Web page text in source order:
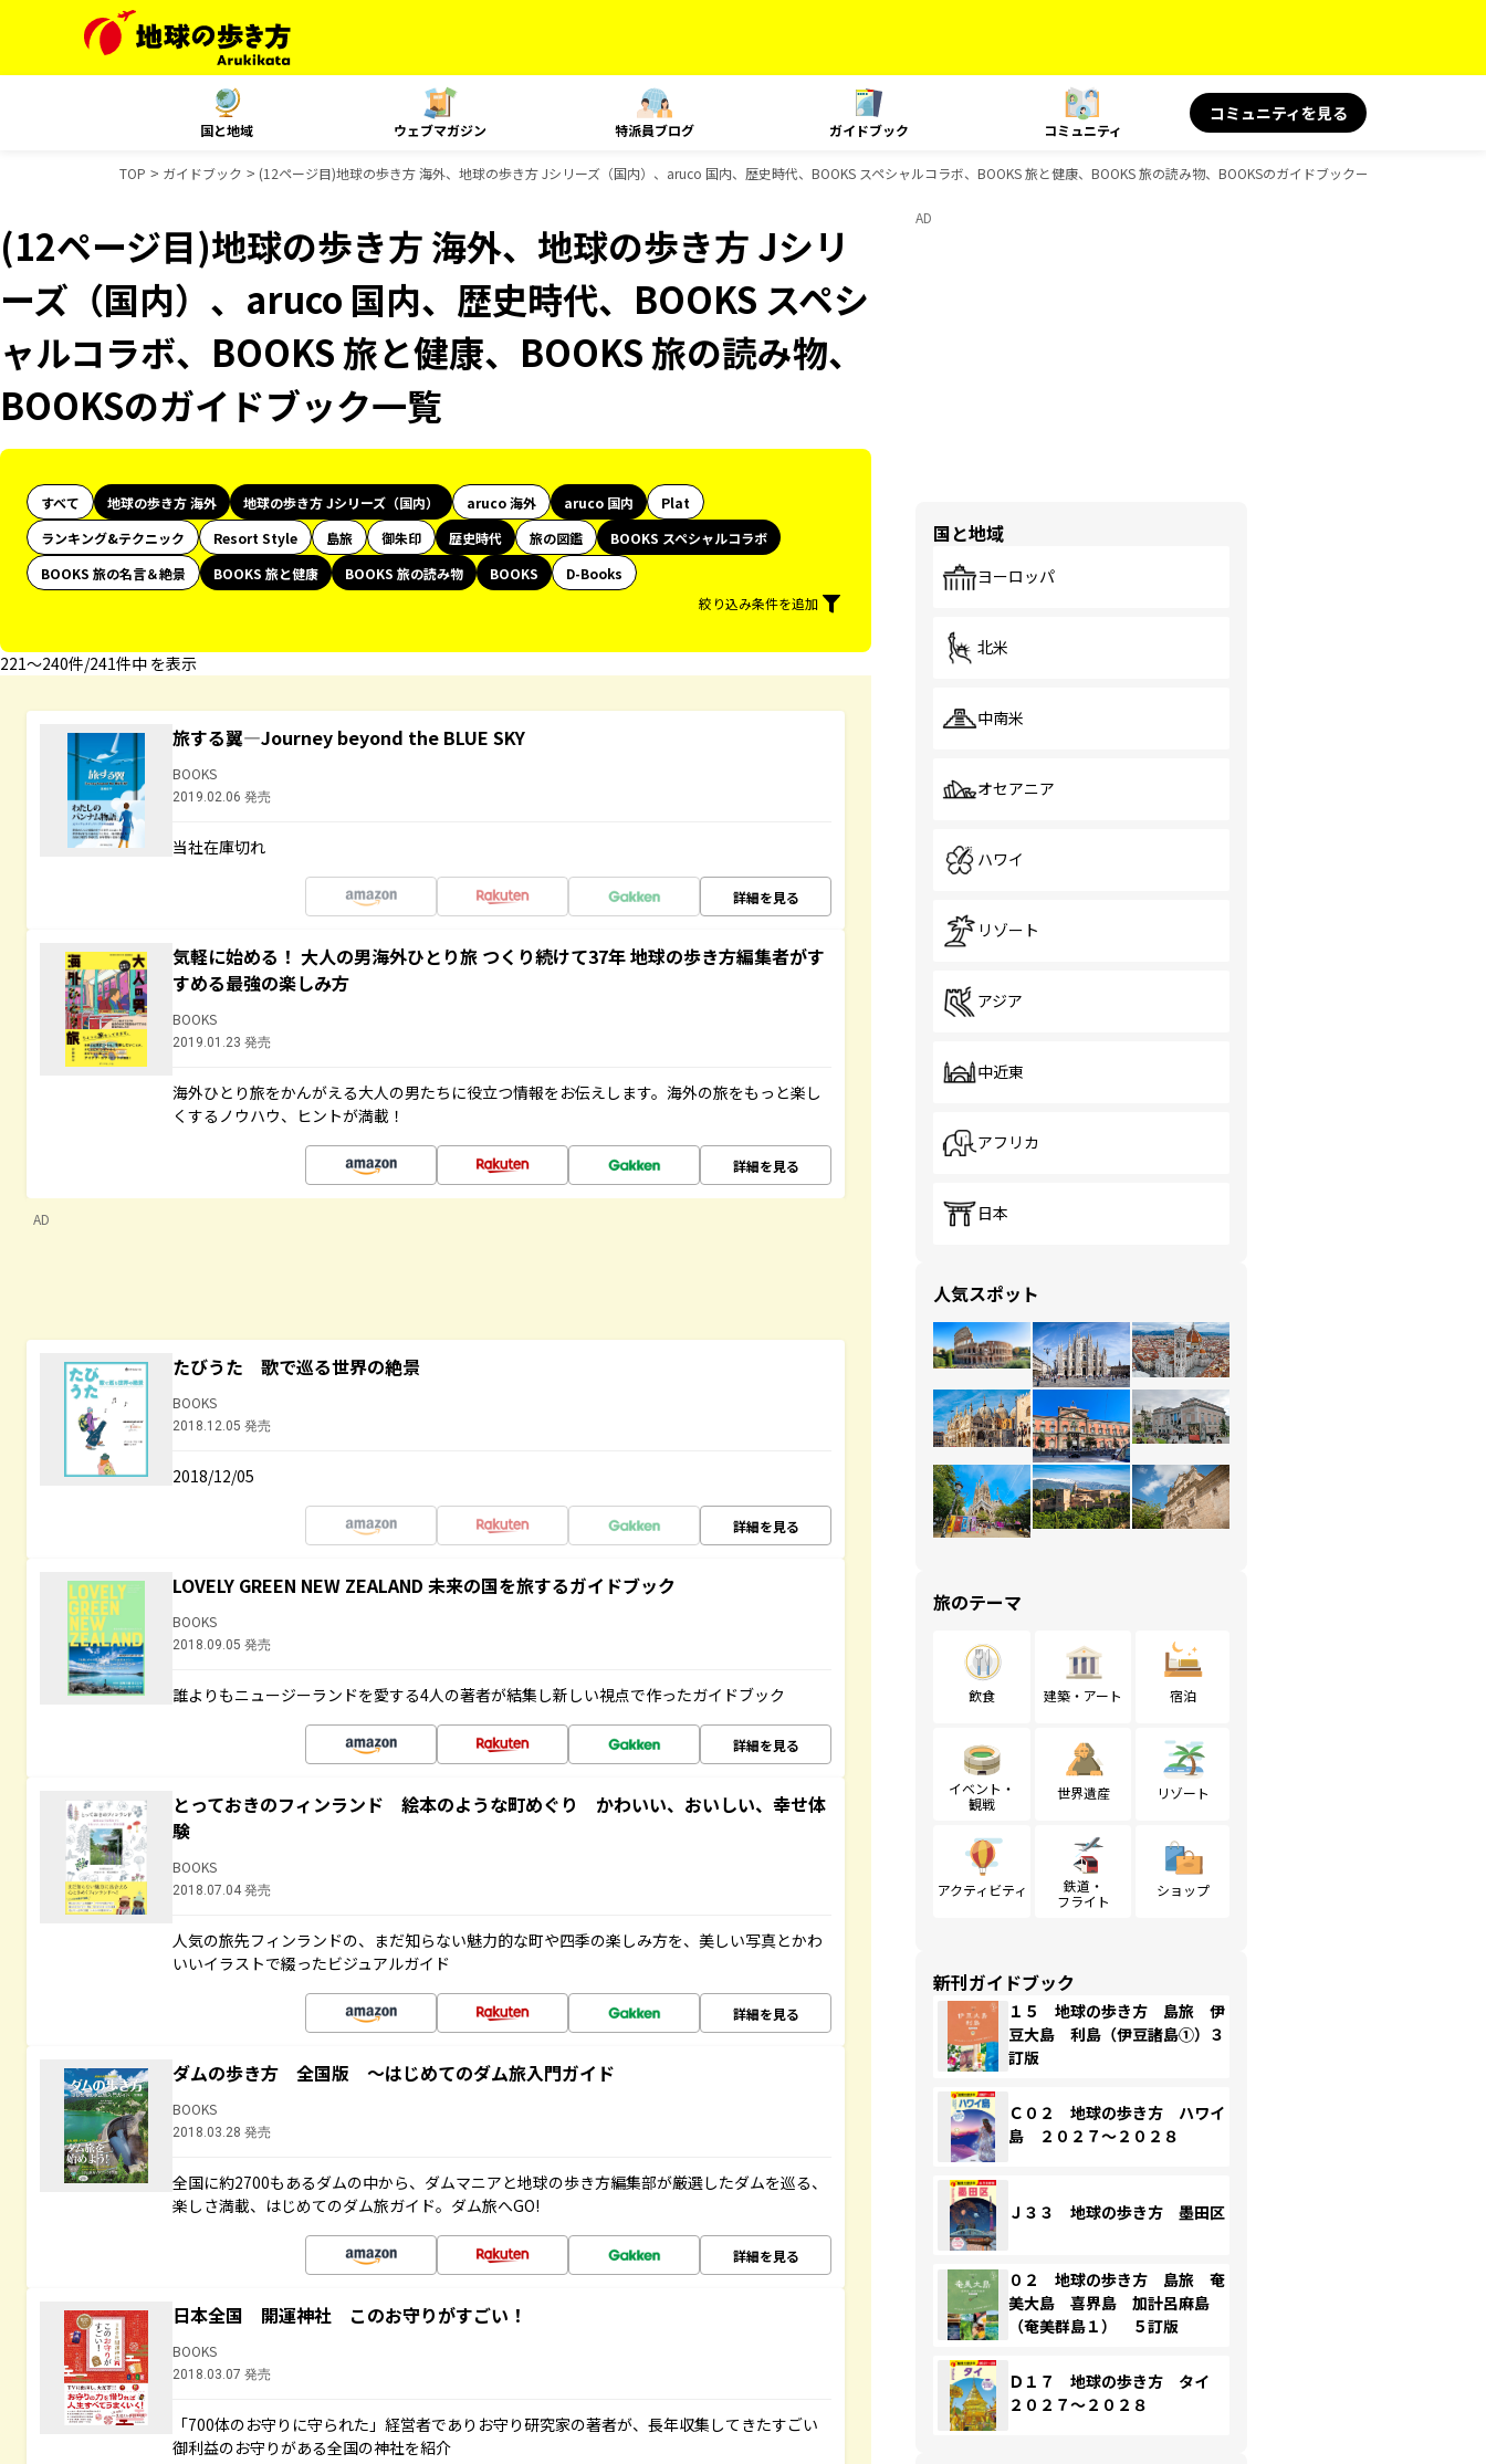
国と地域 ウェブマガジン 特派員ブログ ガイドブック コミュニティ
コミュニティを見る
TOP ガイドブック (12ページ目)地球の歩き方 海外、地球の歩き方 Jシリーズ（国内）、aruco 国内、歴史時代、BOOKS スペシャルコラボ、BOOKS 旅と健康、BOOKS 旅の読み物、BOOKSのガイドブック一覧
(12ページ目)地球の歩き方 海外、地球の歩き方 Jシリ
ーズ（国内）、aruco 国内、歴史時代、BOOKS スペシ
ャルコラボ、BOOKS 旅と健康、BOOKS 旅の読み物、
BOOKSのガイドブック一覧
すべて 地球の歩き方 海外 地球の歩き方 Jシリーズ（国内） aruco 海外 aruco 国内
Plat
ランキング&テクニック
Resort Style 島旅 御朱印 歴史時代 旅の図鑑
BOOKS スペシャルコラボ
BOOKS 旅の名言＆絶景
BOOKS 旅と健康 BOOKS 旅の読み物 BOOKS
D-Books
絞り込み条件を追加
221〜240件/241件中 を表示
旅する翼―Journey beyond the BLUE SKY
BOOKS
2019.02.06 発売
当社在庫切れ
詳細を見る
気軽に始める！ 大人の男海外ひとり旅 つくり続けて37年 地球の歩き方編集者がす
すめる最強の楽しみ方
BOOKS
2019.01.23 発売
海外ひとり旅をかんがえる大人の男たちに役立つ情報をお伝えします。海外の旅をもっと楽し
くするノウハウ、ヒントが満載！
詳細を見る
AD
たびうた 歌で巡る世界の絶景
BOOKS
2018.12.05 発売
2018/12/05
詳細を見る
LOVELY GREEN NEW ZEALAND 未来の国を旅するガイドブック
BOOKS
2018.09.05 発売
誰よりもニュージーランドを愛する4人の著者が結集し新しい視点で作ったガイドブック
詳細を見る
とっておきのフィンランド 絵本のような町めぐり かわいい、おいしい、幸せ体
験
BOOKS
2018.07.04 発売
人気の旅先フィンランドの、まだ知らない魅力的な町や四季の楽しみ方を、美しい写真とかわ
いいイラストで綴ったビジュアルガイド
詳細を見る
ダムの歩き方 全国版 ～はじめてのダム旅入門ガイド
BOOKS
2018.03.28 発売
全国に約2700もあるダムの中から、ダムマニアと地球の歩き方編集部が厳選したダムを巡る、
楽しさ満載、はじめてのダム旅ガイド。ダム旅へGO!
詳細を見る
日本全国 開運神社 このお守りがすごい！
BOOKS
2018.03.07 発売
「700体のお守りに守られた」経営者でありお守り研究家の著者が、長年収集してきたすごい
御利益のお守りがある全国の神社を紹介
AD
国と地域
ヨーロッパ
北米
中南米
オセアニア
ハワイ
リゾート
アジア
中近東
アフリカ
日本
人気スポット
旅のテーマ
飲食 建築・アート 宿泊
イベント・
観戦
世界遺産 リゾート
アクティビティ
鉄道・
フライト
ショップ
新刊ガイドブック
１５ 地球の歩き方 島旅 伊
豆大島 利島（伊豆諸島①）３
訂版
Ｃ０２ 地球の歩き方 ハワイ
島 ２０２７～２０２８
Ｊ３３ 地球の歩き方 墨田区
０２ 地球の歩き方 島旅 奄
美大島 喜界島 加計呂麻島
（奄美群島１） ５訂版
Ｄ１７ 地球の歩き方 タイ
２０２７～２０２８